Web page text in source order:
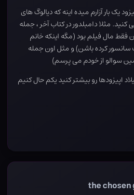
یک بار آزارم میده اینه که دیالوگ های
مثلا دامبلدور در کتاب آخر ، جمله
فقط مال فیلم بود (مگه اینکه خانم
سانسور کرده باشن) و مثل اون جمله
اپیزودها رو بیشتر کنید یکم حال کنیم
the